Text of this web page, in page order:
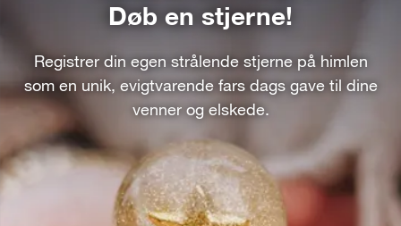
Døb en stjerne!
Registrer din egen strålende stjerne på himlen
som en unik, evigtvarende fars dags gave til dine
venner og elskede.